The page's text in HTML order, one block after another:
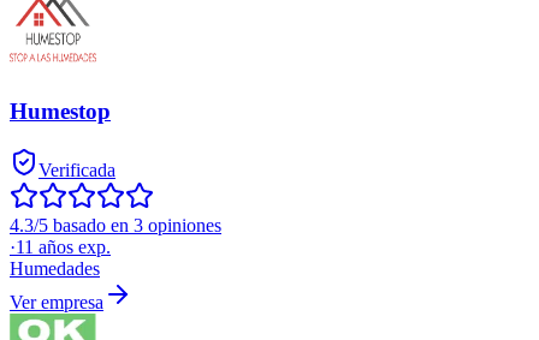
Humestop
Verificada
4.3/5 basado en 3 opiniones
·11 años exp.
Humedades
Ver empresa